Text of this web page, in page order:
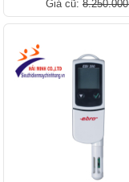
Giá cũ: